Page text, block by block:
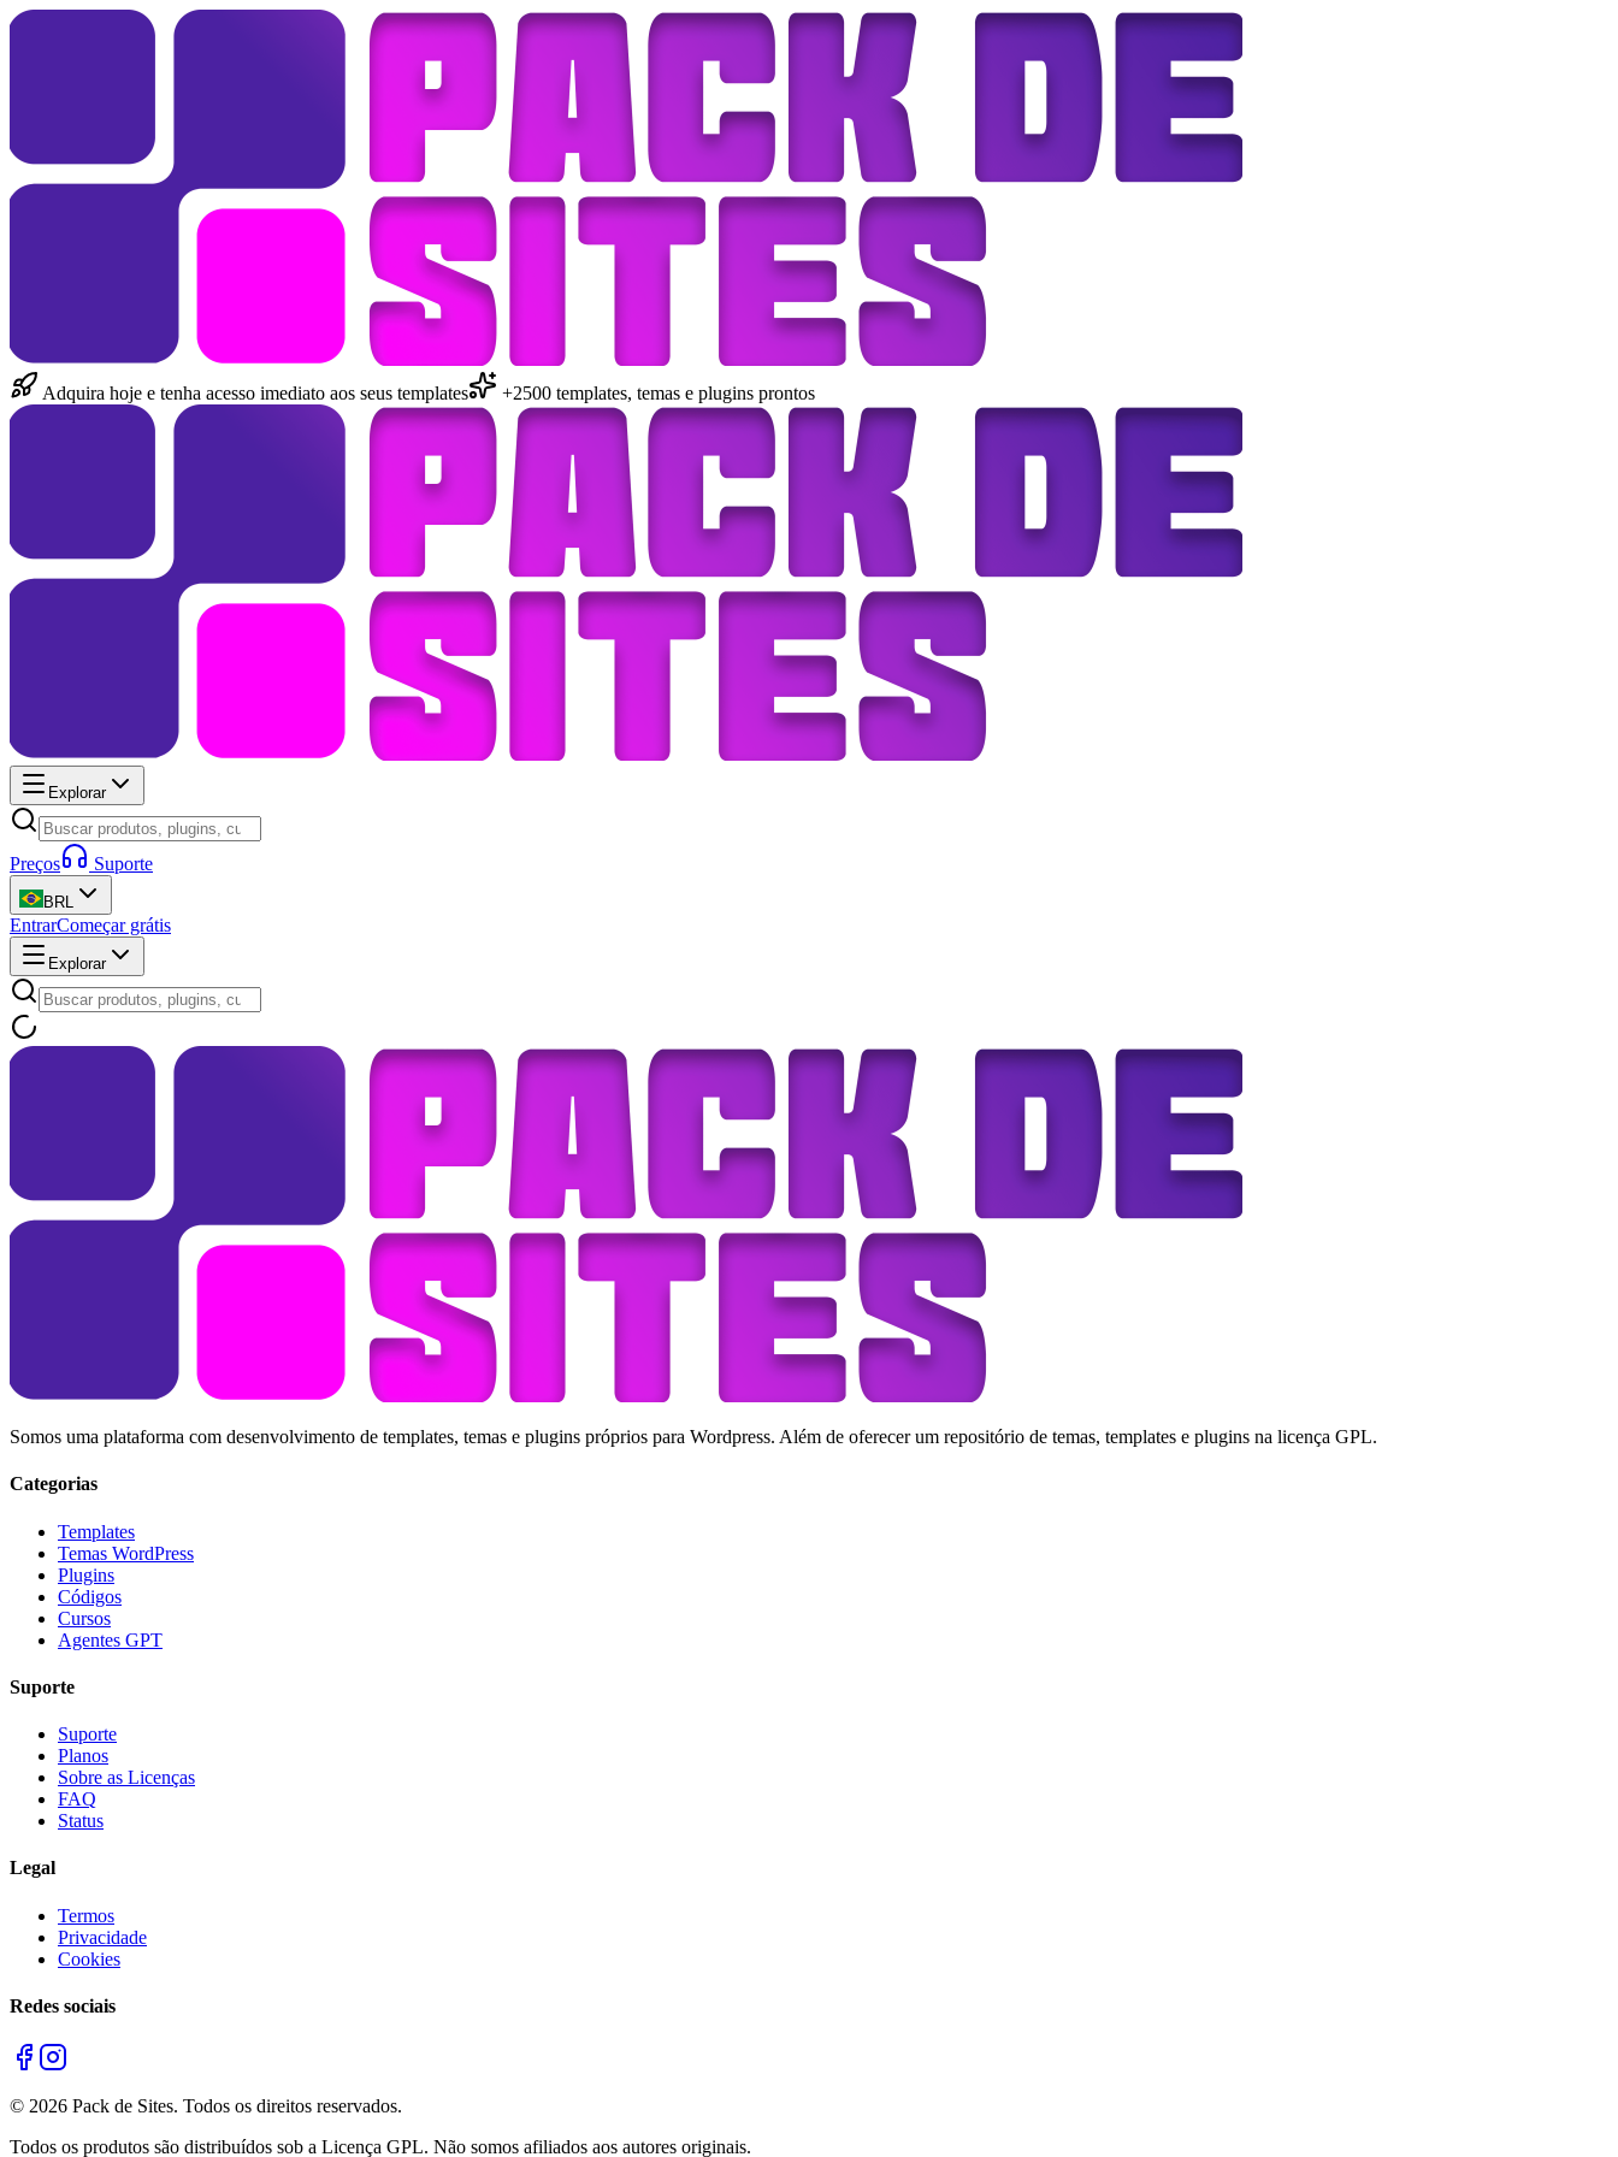
Adquira hoje e tenha acesso imediato aos seus templates +2500 templates, temas e plugins prontos
Explorar
Preços Suporte
BRL
EntrarComeçar grátis
Explorar
Somos uma plataforma com desenvolvimento de templates, temas e plugins próprios para Wordpress. Além de oferecer um repositório de temas, templates e plugins na licença GPL.
Categorias
Templates
Temas WordPress
Plugins
Códigos
Cursos
Agentes GPT
Suporte
Suporte
Planos
Sobre as Licenças
FAQ
Status
Legal
Termos
Privacidade
Cookies
Redes sociais
© 2026 Pack de Sites. Todos os direitos reservados.
Todos os produtos são distribuídos sob a Licença GPL. Não somos afiliados aos autores originais.